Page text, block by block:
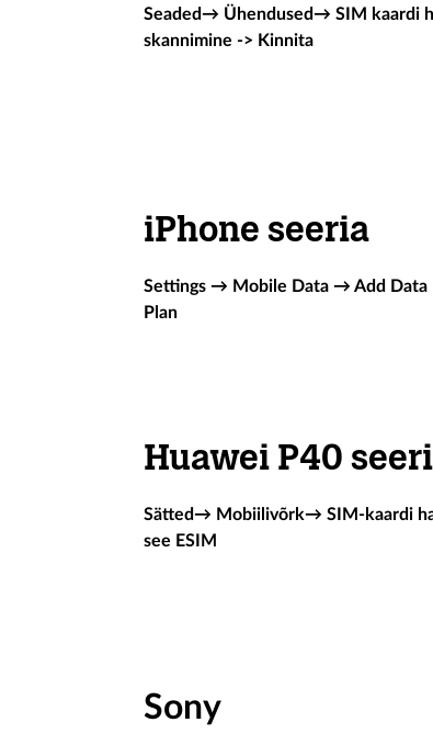
Seaded→ Ühendused→ SIM kaardi
skannimine -> Kinnita
iPhone seeria
Settings → Mobile Data → Add Data
Plan
Huawei P40
Sätted→ Mobiilivõrk→ SIM-kaardi
see ESIM
Sony